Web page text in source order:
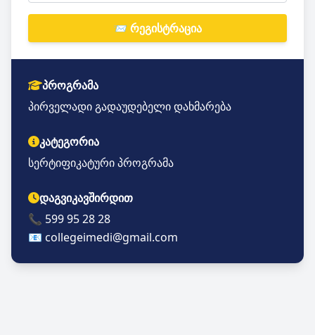
📨 რეგისტრაცია
პროგრამა
პირველადი გადაუდებელი დახმარება
კატეგორია
სერტიფიკატური პროგრამა
დაგვიკავშირდით
📞 599 95 28 28
📧 collegeimedi@gmail.com